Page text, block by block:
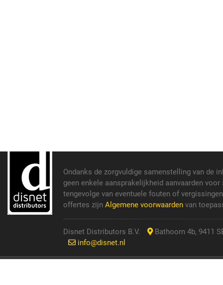
Ondanks de zorgvuldige samenstelling van de
geen enkele aansprakelijkheid aanvaarden
tengevolge van eventuele fouten of
offertes zijn Algemene voorwaarden van
Disnet Distributors B.V.
Bathoorn 4b, 9411
info@disnet.nl